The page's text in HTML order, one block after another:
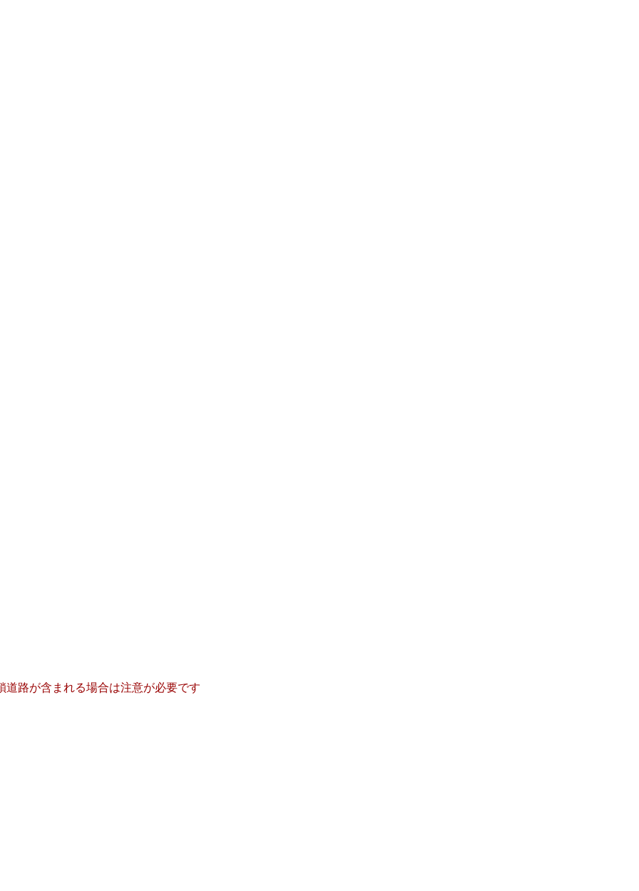
道路が含まれる場合は注意が必要です